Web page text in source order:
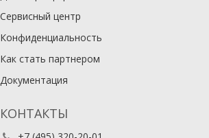
Сервисный центр
Конфиденциальность
Как стать партнером
Документация
КОНТАКТЫ